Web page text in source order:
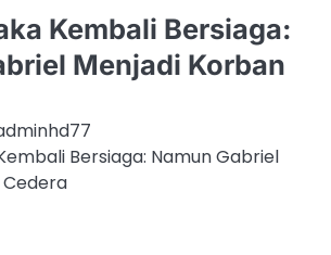
Kembali Bersiaga:
Menjadi Korban